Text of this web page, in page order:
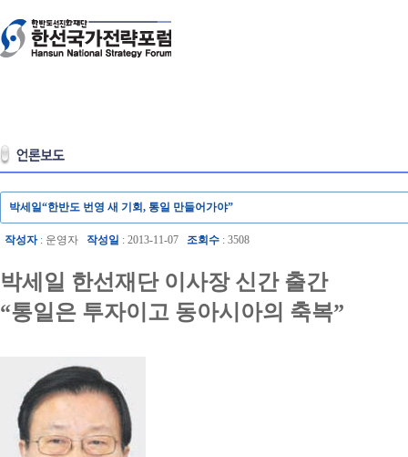
박세일“한반도 번영 새 기회, 통일 만들어가야”
작성자: 운영자 작성일 : 2013-11-07 조회수 : 3508
박세일 한선재단 이사장 신간 출간
“통일은 투자이고 동아시아의 축복”